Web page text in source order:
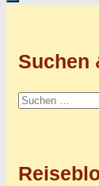
Suchen
Suchen